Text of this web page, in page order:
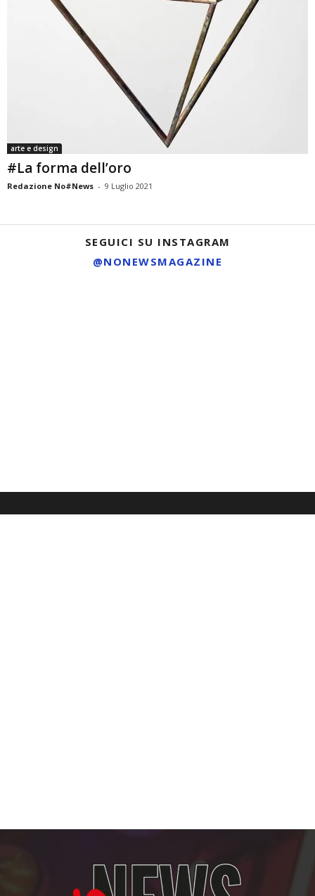
arte e design
#La forma dell’oro
Redazione No#News - 9 Luglio 2021
SEGUICI SU INSTAGRAM
@NONEWSMAGAZINE